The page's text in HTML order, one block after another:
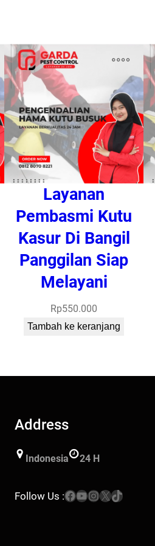
Layanan
Pembasmi Kutu
Kasur Di Bangil
Panggilan Siap
Melayani
Rp550.000
Tambah ke keranjang
Address
Indonesia 24 H
Follow Us :Facebook YouTube Instagram X TikTok